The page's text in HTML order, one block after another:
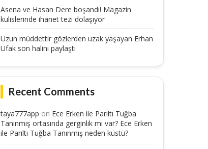
Asena ve Hasan Dere boşandı! Magazin
kulislerinde ihanet tezi dolaşıyor
Uzun müddettir gözlerden uzak yaşayan Erhan
Ufak son halini paylaştı
Recent Comments
taya777app on Ece Erken ile Parıltı Tuğba
Tanınmış ortasında gerginlik mi var? Ece Erken
ile Parıltı Tuğba Tanınmış neden küstü?